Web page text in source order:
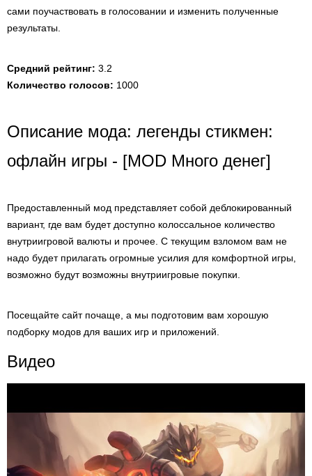
сами поучаствовать в голосовании и изменить полученные
результаты.
Средний рейтинг: 3.2
Количество голосов: 1000
Описание мода: легенды стикмен:
офлайн игры - [MOD Много денег]
Предоставленный мод представляет собой деблокированный
вариант, где вам будет доступно колоссальное количество
внутриигровой валюты и прочее. С текущим взломом вам не
надо будет прилагать огромные усилия для комфортной игры,
возможно будут возможны внутриигровые покупки.
Посещайте сайт почаще, а мы подготовим вам хорошую
подборку модов для ваших игр и приложений.
Видео